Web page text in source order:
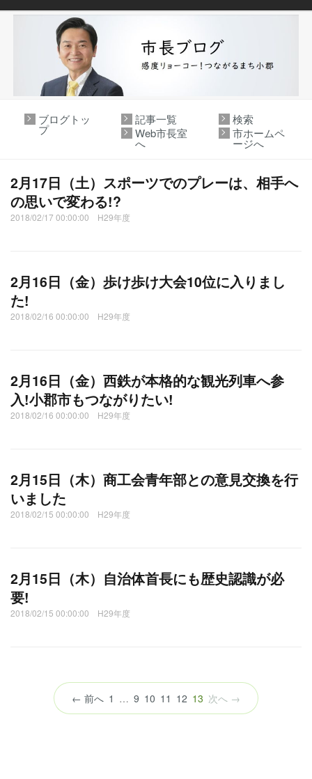
ブログトッ
プ
記事一覧
検索
Web市長室
へ
市ホームペ
ージへ
2月17日（土）スポーツでのプレーは、相手へ
の思いで変わる!?
2018/02/17 00:00:00 H29年度
2月16日（金）歩け歩け大会10位に入りまし
た!
2018/02/16 00:00:00 H29年度
2月16日（金）西鉄が本格的な観光列車へ参
入!小郡市もつながりたい!
2018/02/16 00:00:00 H29年度
2月15日（木）商工会青年部との意見交換を行
いました
2018/02/15 00:00:00 H29年度
2月15日（木）自治体首長にも歴史認識が必
要!
2018/02/15 00:00:00 H29年度
← 前へ 1 … 9 10 11 12 13 （こ
の
次へ →